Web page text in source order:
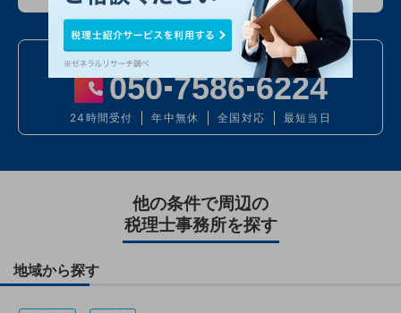
お電話での問い合わせ
050 7586 6224
24時間受付 年中無休 全国対応 最短当日
他の条件で周辺の
税理士事務所を探す
地域から探す